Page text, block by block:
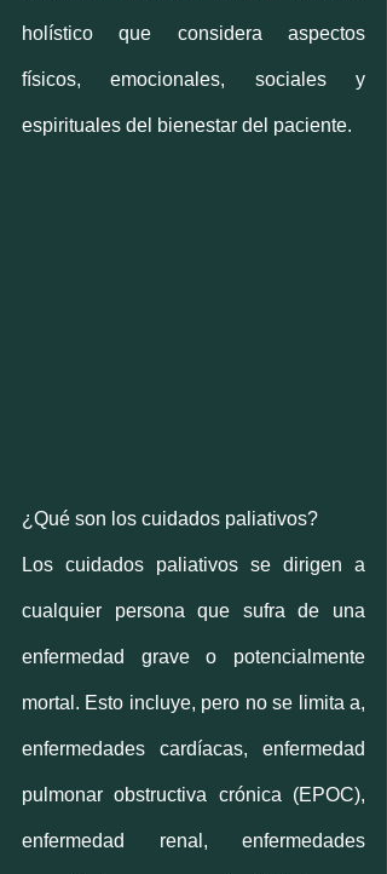
holístico que considera aspectos
físicos, emocionales, sociales y
espirituales del bienestar del paciente.
¿Qué son los cuidados paliativos?
Los cuidados paliativos se dirigen a
cualquier persona que sufra de una
enfermedad grave o potencialmente
mortal. Esto incluye, pero no se limita a,
enfermedades cardíacas, enfermedad
pulmonar obstructiva crónica (EPOC),
enfermedad renal, enfermedades